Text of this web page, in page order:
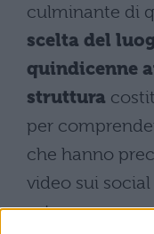
culminante di
scelta del
quindicenne
struttura
per
che hanno
video sui
estremo.